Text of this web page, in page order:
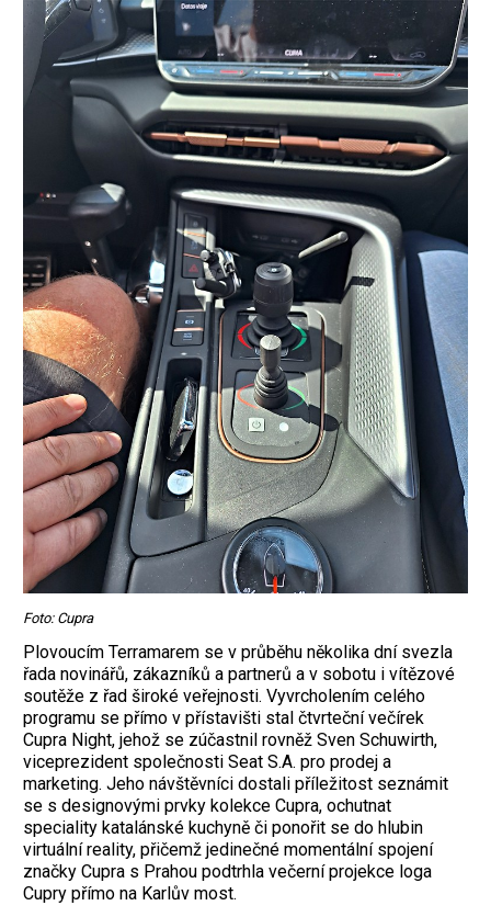
Foto: Cupra
Plovoucím Terramarem se v průběhu několika dní svezla
řada novinářů, zákazníků a partnerů a v sobotu i vítězové
soutěže z řad široké veřejnosti. Vyvrcholením celého
programu se přímo v přístavišti stal čtvrteční večírek
Cupra Night, jehož se zúčastnil rovněž Sven Schuwirth,
viceprezident společnosti Seat S.A. pro prodej a
marketing. Jeho návštěvníci dostali příležitost seznámit
se s designovými prvky kolekce Cupra, ochutnat
speciality katalánské kuchyně či ponořit se do hlubin
virtuální reality, přičemž jedinečné momentální spojení
značky Cupra s Prahou podtrhla večerní projekce loga
Cupry přímo na Karlův most.